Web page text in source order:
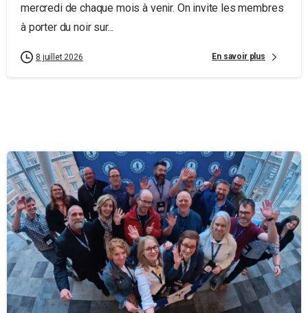
mercredi de chaque mois à venir. On invite les membres
à porter du noir sur...
8 juillet 2026 En savoir plus